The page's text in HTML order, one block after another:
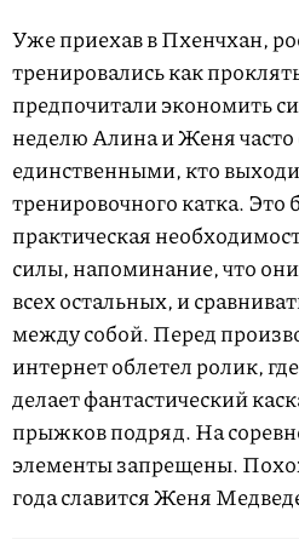
Уже приехав в Пхенчхан,
тренировались как
предпочитали экономить
неделю Алина и Женя часто
единственными, кто
тренировочного катка. Это
практическая
силы, напоминание, что
всех остальных, и
между собой. Перед
интернет облетел ролик,
делает фантастический
прыжков подряд. На
элементы запрещены.
года славится Женя